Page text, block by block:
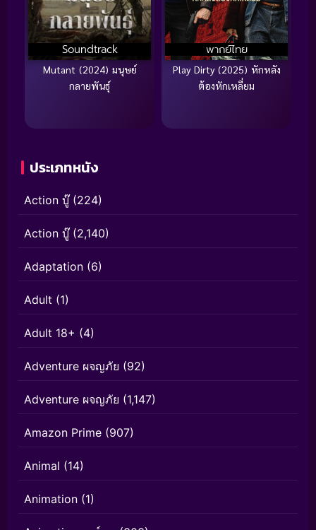
Soundtrack
Mutant (2024) มนุษย์
กลายพันธุ์
พากย์ไทย
Play Dirty (2025) หักหลัง
ต้องหักเหลี่ยม
ประเภทหนัง
Action บู๊(224)
Action บู๊(2,140)
Adaptation (6)
Adult (1)
Adult 18+ (4)
Adventure ผจญภัย (92)
Adventure ผจญภัย (1,147)
Amazon Prime (907)
Animal (14)
Animation (1)